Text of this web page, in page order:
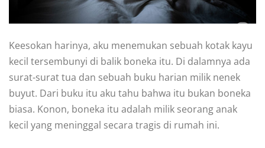
Keesokan harinya, aku menemukan sebuah kotak kayu
kecil tersembunyi di balik boneka itu. Di dalamnya ada
surat-surat tua dan sebuah buku harian milik nenek
buyut. Dari buku itu aku tahu bahwa itu bukan boneka
biasa. Konon, boneka itu adalah milik seorang anak
kecil yang meninggal secara tragis di rumah ini.